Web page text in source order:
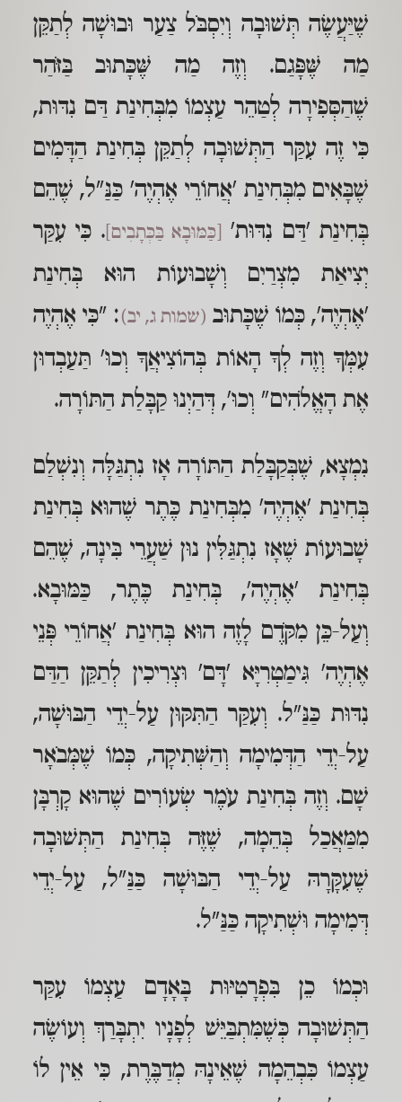
שֶׁיַּעֲשֶׂה תְּשׁוּבָה וְיִסְבֹּל צַעַר וּבוּשָׁה לְתַקֵּן
מַה שֶּׁפָּגַם. וְזֶה מַה שֶּׁכָּתוּב בַּזֹּהַר
שֶׁהַסְּפִירָה לְטַהֵר עַצְמוֹ מִבְּחִינַת דַּם נִדּוּת,
כִּי זֶה עִקַּר הַתְּשׁוּבָה לְתַקֵּן בְּחִינַת הַדָּמִים
שֶׁבָּאִים מִבְּחִינַת 'אֲחוֹרֵי אֶהְיֶה' כַּנַּ"ל, שֶׁהֵם
בְּחִינַת 'דַּם נִדּוּת'
[כַּמּוּבָא בַּכְּתָבִים] . כִּי עִקַּר
יְצִיאַת מִצְרַיִם וְשָׁבוּעוֹת הוּא בְּחִינַת
'אֶהְיֶה', כְּמוֹ שֶׁכָּתוּב (שמות ג, יב): "כִּי אֶהְיֶה
עִמְּךָ וְזֶה לְךָ הָאוֹת בְּהוֹצִיאֲךָ וְכוּ' תַּעַבְדוּן
אֶת הָאֱלֹהִים" וְכוּ', דְּהַיְנוּ קַבָּלַת הַתּוֹרָה.
נִמְצָא, שֶׁבְּקַבָּלַת הַתּוֹרָה אָז נִתְגַּלָּה וְנִשְׁלַם
בְּחִינַת 'אֶהְיֶה' מִבְּחִינַת כֶּתֶר שֶׁהוּא בְּחִינַת
שָׁבוּעוֹת שֶׁאָז נִתְגַּלִּין נוּן שַׁעֲרֵי בִּינָה, שֶׁהֵם
בְּחִינַת 'אֶהְיֶה', בְּחִינַת כֶּתֶר, כַּמּוּבָא.
וְעַל-כֵּן מִקֹּדֶם לָזֶה הוּא בְּחִינַת 'אֲחוֹרֵי פְּנֵי
אֶהְיֶה' גִּימַטְרִיָּא 'דָּם' וּצְרִיכִין לְתַקֵּן הַדַּם
נִדּוּת כַּנַּ"ל. וְעִקַּר הַתִּקּוּן עַל-יְדֵי הַבּוּשָׁה,
עַל-יְדֵי הַדְּמִימָה וְהַשְּׁתִיקָה, כְּמוֹ שֶׁמְּבֹאָר
שָׁם. וְזֶה בְּחִינַת עֹמֶר שְׂעוֹרִים שֶׁהוּא קָרְבָּן
מִמַּאֲכַל בְּהֵמָה, שֶׁזֶּה בְּחִינַת הַתְּשׁוּבָה
שֶׁעִקָּרָהּ עַל-יְדֵי הַבּוּשָׁה כַּנַּ"ל, עַל-יְדֵי
דְּמִימָה וּשְׁתִיקָה כַּנַּ"ל.
וּכְמוֹ כֵן בִּפְרָטִיּוּת בָּאָדָם עַצְמוֹ עִקַּר
הַתְּשׁוּבָה כְּשֶׁמִּתְבַּיֵּשׁ לְפָנָיו יִתְבָּרַךְ וְעוֹשֶׂה
עַצְמוֹ כִּבְהֵמָה שֶׁאֵינָהּ מְדַבֶּרֶת, כִּי אֵין לוֹ